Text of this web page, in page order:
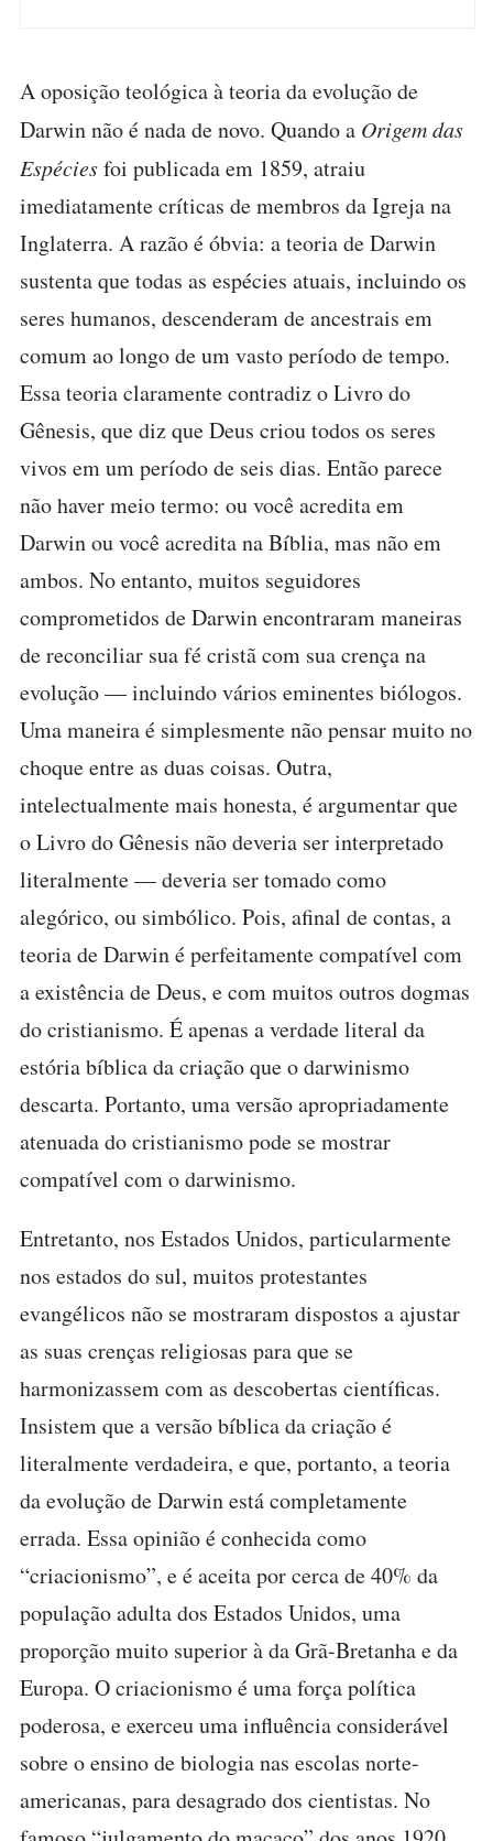
A oposição teológica à teoria da evolução de
Darwin não é nada de novo. Quando a Origem das
Espéciesfoi publicada em 1859, atraiu
imediatamente críticas de membros da Igreja na
Inglaterra. A razão é óbvia: a teoria de Darwin
sustenta que todas as espécies atuais, incluindo os
seres humanos, descenderam de ancestrais em
comum ao longo de um vasto período de tempo.
Essa teoria claramente contradiz o Livro do
Gênesis, que diz que Deus criou todos os seres
vivos em um período de seis dias. Então parece
não haver meio termo: ou você acredita em
Darwin ou você acredita na Bíblia, mas não em
ambos. No entanto, muitos seguidores
comprometidos de Darwin encontraram maneiras
de reconciliar sua fé cristã com sua crença na
evolução — incluindo vários eminentes biólogos.
Uma maneira é simplesmente não pensar muito no
choque entre as duas coisas. Outra,
intelectualmente mais honesta, é argumentar que
o Livro do Gênesis não deveria ser interpretado
literalmente — deveria ser tomado como
alegórico, ou simbólico. Pois, afinal de contas, a
teoria de Darwin é perfeitamente compatível com
a existência de Deus, e com muitos outros dogmas
do cristianismo. É apenas a verdade literal da
estória bíblica da criação que o darwinismo
descarta. Portanto, uma versão apropriadamente
atenuada do cristianismo pode se mostrar
compatível com o darwinismo.
Entretanto, nos Estados Unidos, particularmente
nos estados do sul, muitos protestantes
evangélicos não se mostraram dispostos a ajustar
as suas crenças religiosas para que se
harmonizassem com as descobertas científicas.
Insistem que a versão bíblica da criação é
literalmente verdadeira, e que, portanto, a teoria
da evolução de Darwin está completamente
errada. Essa opinião é conhecida como
“criacionismo”, e é aceita por cerca de 40% da
população adulta dos Estados Unidos, uma
proporção muito superior à da Grã-Bretanha e da
Europa. O criacionismo é uma força política
poderosa, e exerceu uma influência considerável
sobre o ensino de biologia nas escolas norte-
americanas, para desagrado dos cientistas. No